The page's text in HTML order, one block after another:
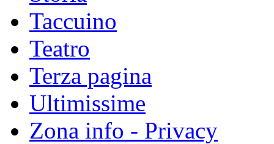
Taccuino
Teatro
Terza pagina
Ultimissime
Zona info - Privacy